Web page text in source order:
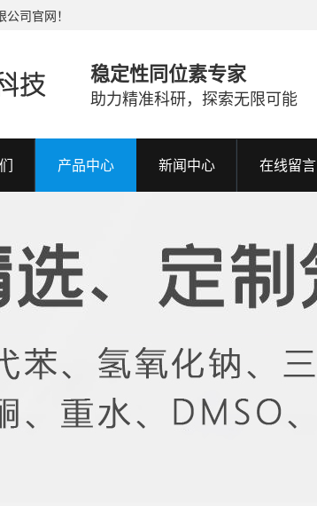
司官网！
稳定性同位素专家
助力精准科研，探索无限可能
产品中心 新闻中心 在线留言